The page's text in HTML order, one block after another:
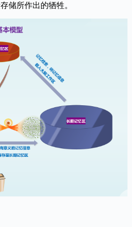
储所作出的牺牲。